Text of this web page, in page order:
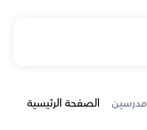
الصفحة الرئيسية مدرسين